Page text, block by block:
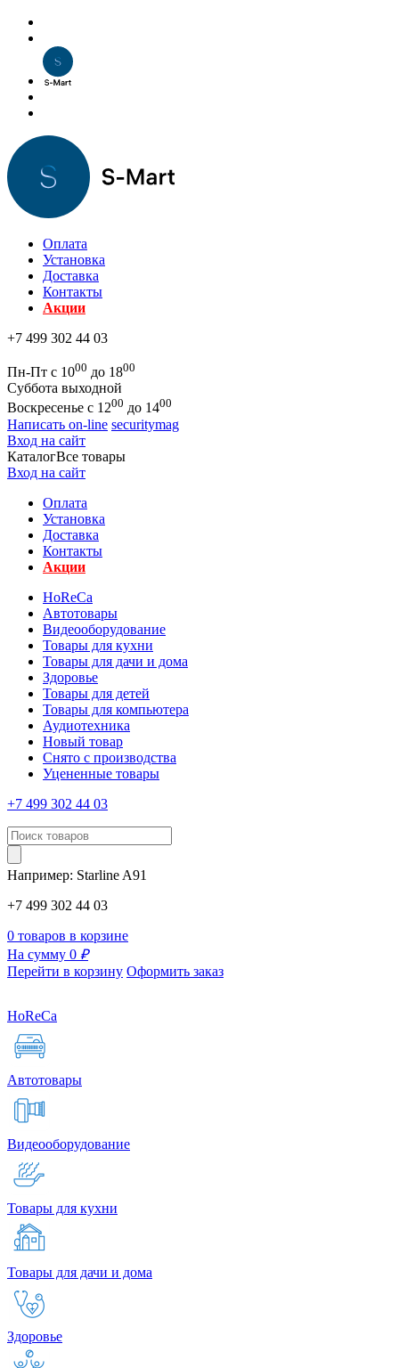
Оплата
Установка
Доставка
Контакты
Акции
+7 499 302 44 03
Пн-Пт с 1000 до 1800
Суббота выходной
Воскресенье с 1200 до 1400
Написать on-line securitymag
Вход на сайт
КаталогВсе товары
Вход на сайт
Оплата
Установка
Доставка
Контакты
Акции
HoReCa
Автотовары
Видеооборудование
Товары для кухни
Товары для дачи и дома
Здоровье
Товары для детей
Товары для компьютера
Аудиотехника
Новый товар
Снято с производства
Уцененные товары
+7 499 302 44 03
Например: Starline A91
+7 499 302 44 03
0 товаров в корзине
На сумму 0 ₽
Перейти в корзину Оформить заказ
HoReCa
Автотовары
Видеооборудование
Товары для кухни
Товары для дачи и дома
Здоровье